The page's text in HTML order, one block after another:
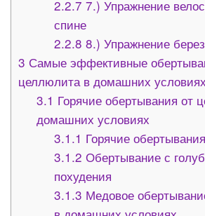
2.2.7 7.) Упражнение
спине
2.2.8 8.) Упражнение
3 Самые эффективные
целлюлита в домашних условиях
3.1 Горячие обертывания от
домашних условиях
3.1.1 Горячие
3.1.2 Обертывание с
похудения
3.1.3 Медовое